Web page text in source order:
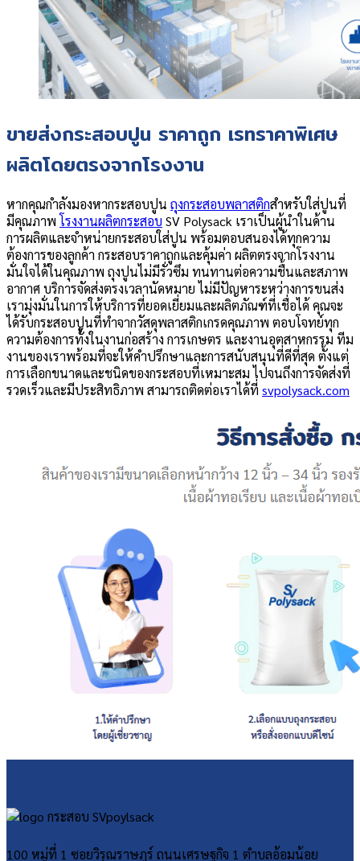
ขายส่งกระสอบปูน ราคาถูก เรทราคาพิเศษ
ผลิตโดยตรงจากโรงงาน
หากคุณกำลังมองหากระสอบปูน ถุงกระสอบพลาสติกสำหรับใส่ปูนที่
มีคุณภาพ โรงงานผลิตกระสอบ SV Polysack เราเป็นผู้นำในด้าน
การผลิตและจำหน่ายกระสอบใส่ปูน พร้อมตอบสนองได้ทุกความ
ต้องการของลูกค้า กระสอบราคาถูกและคุ้มค่า ผลิตตรงจากโรงงาน
มั่นใจได้ในคุณภาพ ถุงปูนไม่มีรั่วซึม ทนทานต่อความชื้นและสภาพ
อากาศ บริการจัดส่งตรงเวลานัดหมาย ไม่มีปัญหาระหว่างการขนส่ง
เรามุ่งมั่นในการให้บริการที่ยอดเยี่ยมและผลิตภัณฑ์ที่เชื่อได้ คุณจะ
ได้รับกระสอบปูนที่ทำจากวัสดุพลาสติกเกรดคุณภาพ ตอบโจทย์ทุก
ความต้องการทั้งในงานก่อสร้าง การเกษตร และงานอุตสาหกรรม ทีม
งานของเราพร้อมที่จะให้คำปรึกษาและการสนับสนุนที่ดีที่สุด ตั้งแต่
การเลือกขนาดและชนิดของกระสอบที่เหมาะสม ไปจนถึงการจัดส่งที่
รวดเร็วและมีประสิทธิภาพ สามารถติดต่อเราได้ที่ svpolysack.com
100 หมู่ที่ 1 ซอยวิรุณราษฎร์ ถนนเศรษฐกิจ 1 ตำบลอ้อมน้อย